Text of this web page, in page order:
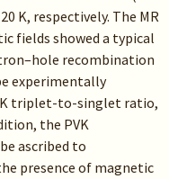
K, respectively. The MR
fields showed a typical
recombination
experimentally
triplet-to-singlet ratio,
the PVK
ascribed to
presence of magnetic